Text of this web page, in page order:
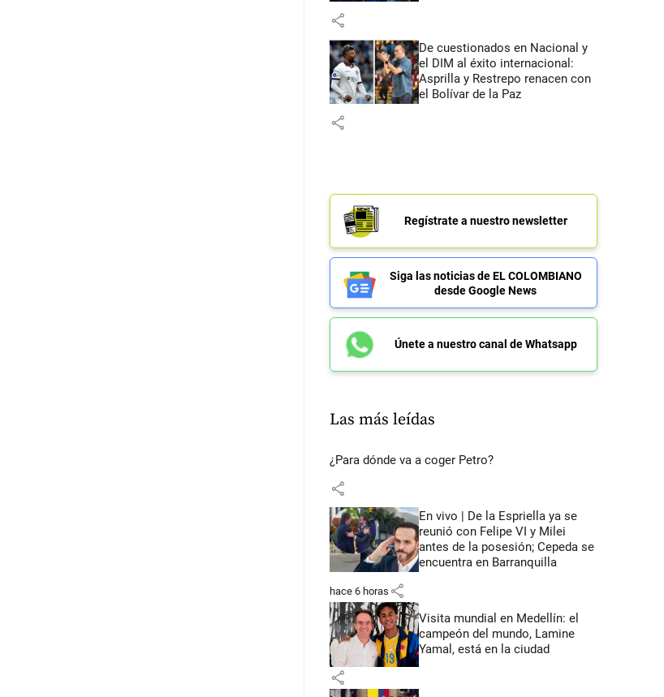
share
De cuestionados en Nacional y
el DIM al éxito internacional:
Asprilla y Restrepo renacen con
el Bolívar de la Paz
share
Regístrate a nuestro newsletter
Siga las noticias de EL COLOMBIANO
desde Google News
Únete a nuestro canal de Whatsapp
Las más leídas
¿Para dónde va a coger Petro?
share
En vivo | De la Espriella ya se
reunió con Felipe VI y Milei
antes de la posesión; Cepeda se
encuentra en Barranquilla
hace 6 horas share
Visita mundial en Medellín: el
campeón del mundo, Lamine
Yamal, está en la ciudad
share